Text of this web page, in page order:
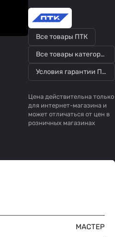
Все товары ПТК
Все товары категории
Условия гарантии ПТК
Цена действительна только
для интернет-магазина и
может отличаться от цен в
розничных магазинах
МАСТЕР